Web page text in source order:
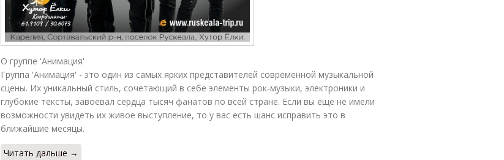
О группе 'Анимация'
Группа 'Анимация' - это один из самых ярких представителей современной музыкальной
сцены. Их уникальный стиль, сочетающий в себе элементы рок-музыки, электроники и
глубокие тексты, завоевал сердца тысяч фанатов по всей стране. Если вы еще не имели
возможности увидеть их живое выступление, то у вас есть шанс исправить это в
ближайшие месяцы.
Читать дальше →